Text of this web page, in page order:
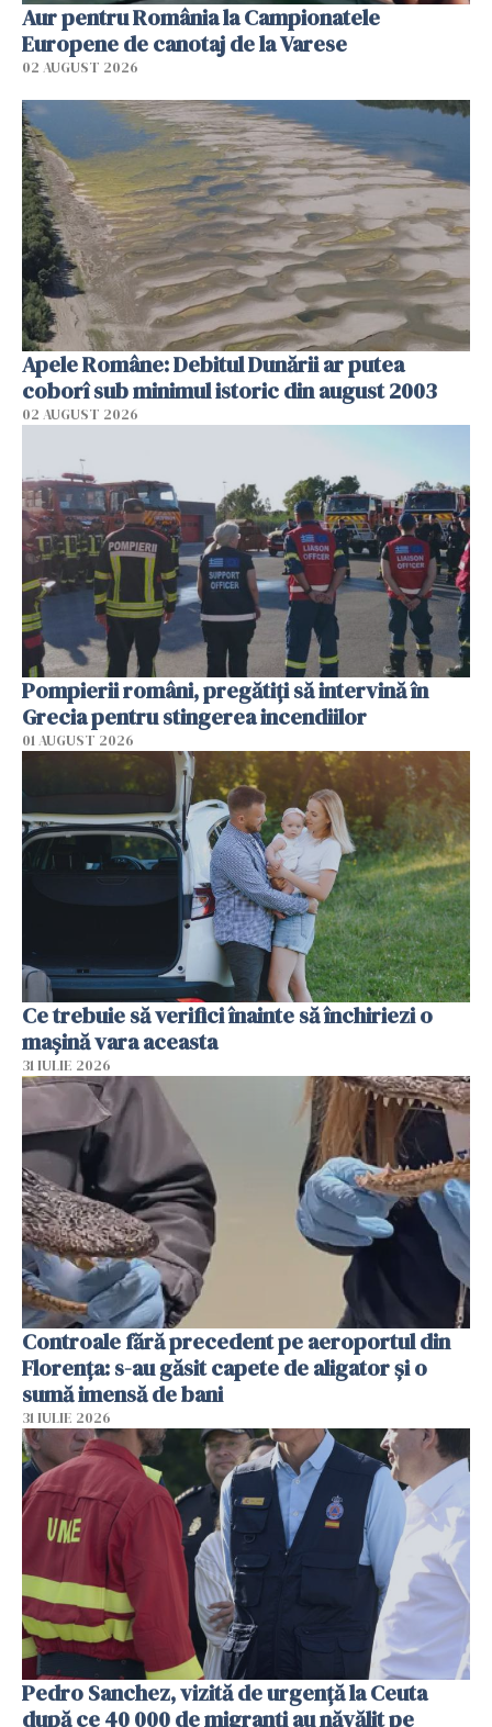
Aur pentru România la Campionatele
Europene de canotaj de la Varese
02 AUGUST 2026
Apele Române: Debitul Dunării ar putea
coborî sub minimul istoric din august 2003
02 AUGUST 2026
Pompierii români, pregătiţi să intervină în
Grecia pentru stingerea incendiilor
01 AUGUST 2026
Ce trebuie să verifici înainte să închiriezi o
mașină vara aceasta
31 IULIE 2026
Controale fără precedent pe aeroportul din
Florența: s-au găsit capete de aligator și o
sumă imensă de bani
31 IULIE 2026
Pedro Sanchez, vizită de urgență la Ceuta
după ce 40 000 de migranți au năvălit pe